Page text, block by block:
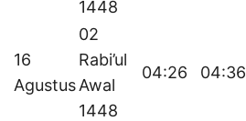
1448
16
Agustus
02
Rabi’ul
Awal
1448
04:26 04:36